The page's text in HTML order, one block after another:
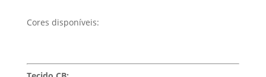
Cores disponíveis: